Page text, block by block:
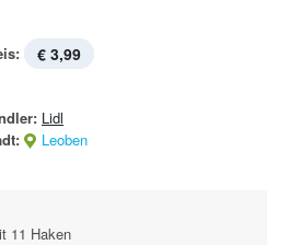
€ 3,99
Lidl
Leoben
11 Haken